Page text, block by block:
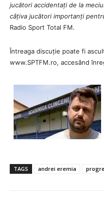
jucători accidentați de la
câțiva jucători importanți
Radio Sport Total FM.
Întreaga discuție poate fi
www.SPTFM.ro, accesând
TAGS andrei eremia